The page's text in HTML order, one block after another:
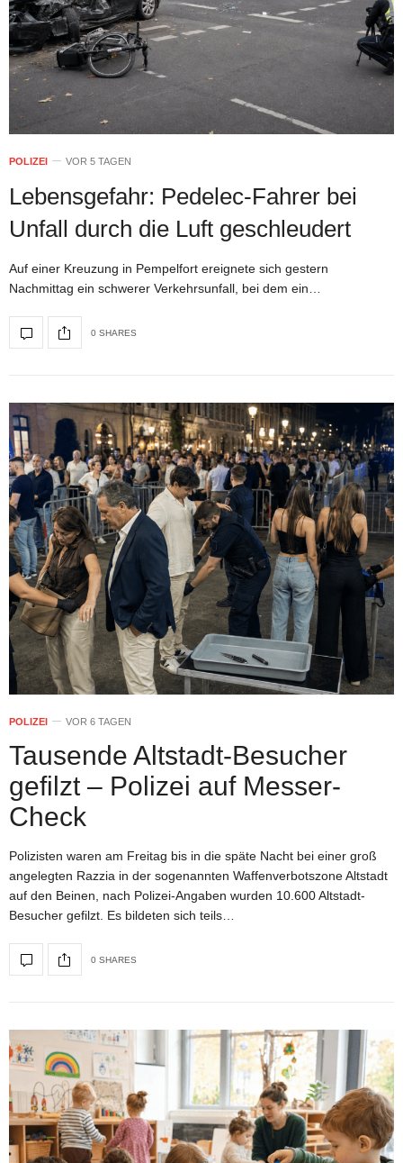
POLIZEI VOR 5 TAGEN
Lebensgefahr: Pedelec-Fahrer bei
Unfall durch die Luft geschleudert
Auf einer Kreuzung in Pempelfort ereignete sich gestern
Nachmittag ein schwerer Verkehrsunfall, bei dem ein…
0 SHARES
POLIZEI VOR 6 TAGEN
Tausende Altstadt-Besucher
gefilzt – Polizei auf Messer-
Check
Polizisten waren am Freitag bis in die späte Nacht bei einer groß
angelegten Razzia in der sogenannten Waffenverbotszone Altstadt
auf den Beinen, nach Polizei-Angaben wurden 10.600 Altstadt-
Besucher gefilzt. Es bildeten sich teils…
0 SHARES